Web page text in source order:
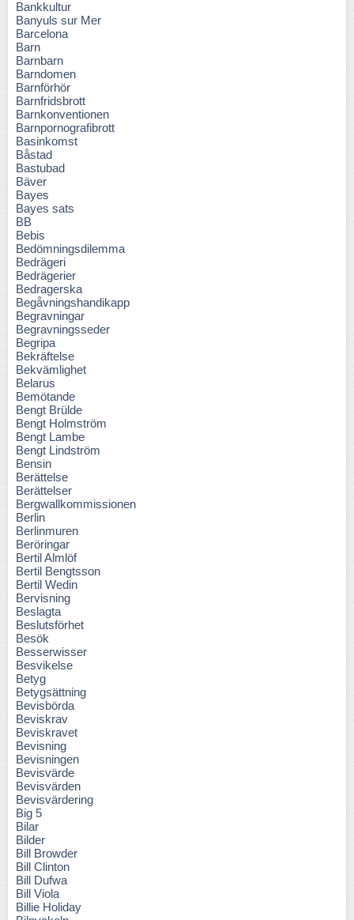
Bankkultur
Banyuls sur Mer
Barcelona
Barn
Barnbarn
Barndomen
Barnförhör
Barnfridsbrott
Barnkonventionen
Barnpornografibrott
Basinkomst
Båstad
Bastubad
Bäver
Bayes
Bayes sats
BB
Bebis
Bedömningsdilemma
Bedrägeri
Bedrägerier
Bedragerska
Begåvningshandikapp
Begravningar
Begravningsseder
Begripa
Bekräftelse
Bekvämlighet
Belarus
Bemötande
Bengt Brülde
Bengt Holmström
Bengt Lambe
Bengt Lindström
Bensin
Berättelse
Berättelser
Bergwallkommissionen
Berlin
Berlinmuren
Beröringar
Bertil Almlöf
Bertil Bengtsson
Bertil Wedin
Bervisning
Beslagta
Beslutsförhet
Besök
Besserwisser
Besvikelse
Betyg
Betygsättning
Bevisbörda
Beviskrav
Beviskravet
Bevisning
Bevisningen
Bevisvärde
Bevisvärden
Bevisvärdering
Big 5
Bilar
Bilder
Bill Browder
Bill Clinton
Bill Dufwa
Bill Viola
Billie Holiday